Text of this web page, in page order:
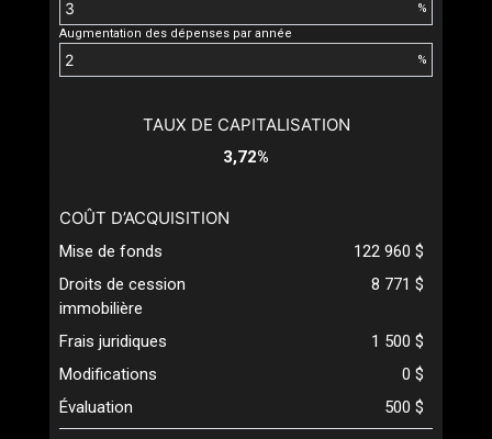
%
Augmentation des dépenses par année
%
TAUX DE CAPITALISATION
3,72%
COÛT D’ACQUISITION
Mise de fonds
122 960 $
Droits de cession
immobilière
8 771 $
Frais juridiques
1 500 $
Modifications
0 $
Évaluation
500 $